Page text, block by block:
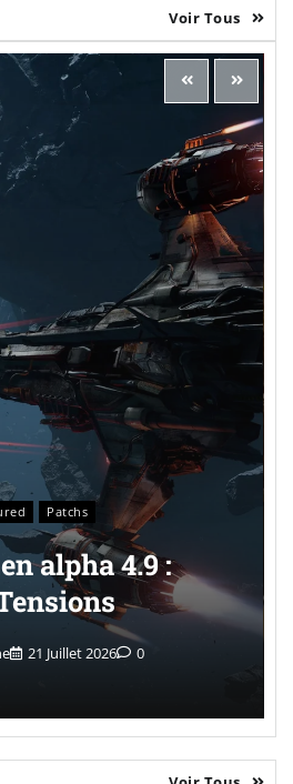
Voir Tous
Patchs
alpha 4.9 :
21 Juillet 2026 0